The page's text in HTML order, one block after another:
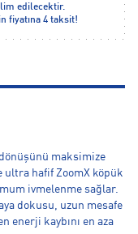
edilecektir.
fiyatına 4 taksit!
dönüşünü maksimize
ultra hafif ZoomX köpük
ivmelenme sağlar.
dokusu, uzun mesafe
enerji kaybını en aza